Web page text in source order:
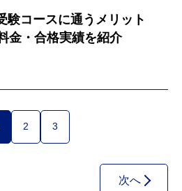
験コースに通うメリット
金・合格実績を紹介
2 3
次へ